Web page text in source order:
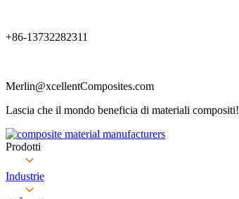
+86-13732282311
Merlin@xcellentComposites.com
Lascia che il mondo beneficia di materiali compositi!
Prodotti
Industrie